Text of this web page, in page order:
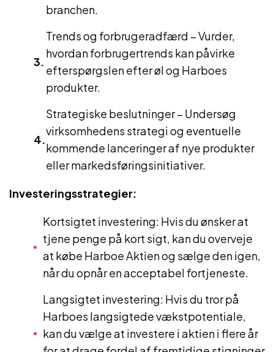
branchen.
Trends og forbrugeradfærd – Vurder,
hvordan forbrugertrends kan påvirke
efterspørgslen efter øl og Harboes
produkter.
Strategiske beslutninger – Undersøg
virksomhedens strategi og eventuelle
kommende lanceringer af nye produkter
eller markedsføringsinitiativer.
Investeringsstrategier:
Kortsigtet investering: Hvis du ønsker at
tjene penge på kort sigt, kan du overveje
at købe Harboe Aktien og sælge den igen,
når du opnår en acceptabel fortjeneste.
Langsigtet investering: Hvis du tror på
Harboes langsigtede vækstpotentiale,
kan du vælge at investere i aktien i flere år